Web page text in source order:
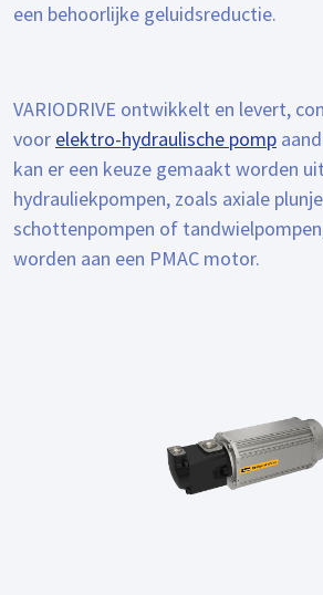
een behoorlijke geluidsreductie.
VARIODRIVE ontwikkelt en levert,
voor elektro-hydraulische pomp
kan er een keuze gemaakt worden
hydrauliekpompen, zoals axiale
schottenpompen of
worden aan een PMAC motor.